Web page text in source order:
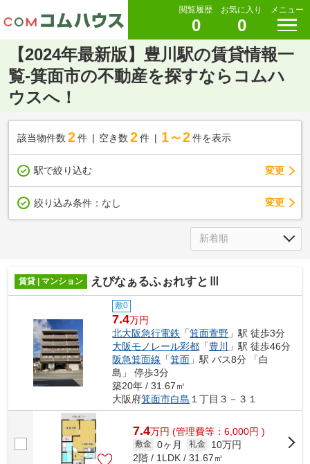
閲覧履歴
0
お気に入り
0
メニュー
【2024年最新版】豊川駅の賃貸情報一
覧-箕面市の不動産を探すならコムハ
ウスへ！
該当物件数 2件 空き数 2 件 1～2 件を表示
駅で絞り込む 変更
絞り込み条件： なし 変更
賃貸 | マンション えぴなぁるふぉれすとⅢ
敷0
7.4万円
北大阪急行電鉄 「箕面萱野 」駅 徒歩3分
大阪モノレール彩都 「豊川
」駅 徒歩46分
阪急箕面線 「箕面 」駅 バス8分 「白
島」 停歩3分
築20年 / 31.67㎡
大阪府箕面市白島 １丁目３－３１
7.4万円 (管理費等：6,000円 )
敷金 0ヶ月 礼金
10万円
2階 / 1LDK / 31.67㎡